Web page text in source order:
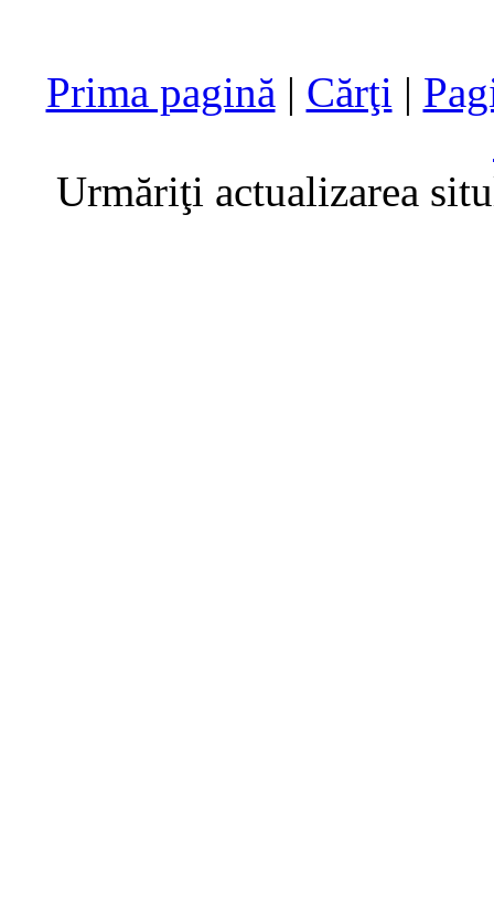
Prima pagină | Cărţi |
Urmăriţi actualizarea